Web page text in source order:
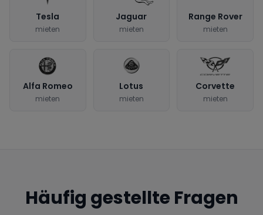
Tesla
mieten
Jaguar
mieten
Range Rover
mieten
Alfa Romeo
mieten
Lotus
mieten
Corvette
mieten
Häufig gestellte Fragen